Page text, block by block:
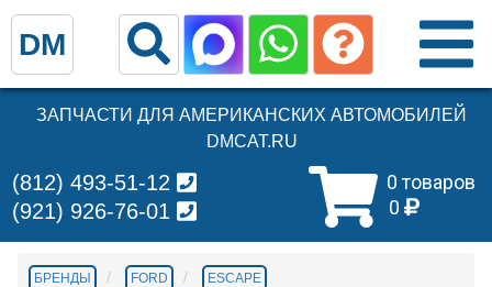
ЗАПЧАСТИ ДЛЯ АМЕРИКАНСКИХ АВТОМОБИЛЕЙ
DMCAT.RU
0 товаров
0
(812) 493-51-12
(921) 926-76-01
БРЕНДЫ FORD
ESCAPE
DM